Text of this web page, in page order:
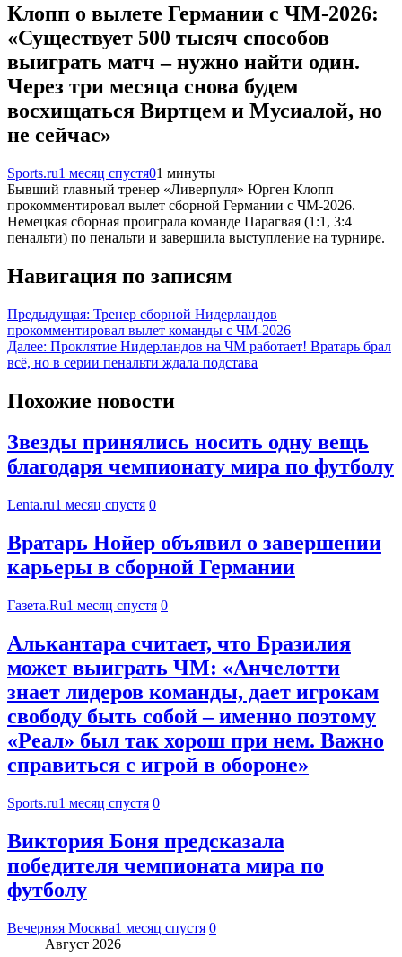
Клопп о вылете Германии с ЧМ-2026:
«Существует 500 тысяч способов
выиграть матч – нужно найти один.
Через три месяца снова будем
восхищаться Виртцем и Мусиалой, но
не сейчас»
Sports.ru1 месяц спустя01 минуты
Бывший главный тренер «Ливерпуля» Юрген Клопп
прокомментировал вылет сборной Германии с ЧМ-2026.
Немецкая сборная проиграла команде Парагвая (1:1, 3:4
пенальти) по пенальти и завершила выступление на турнире.
Навигация по записям
Предыдущая: Тренер сборной Нидерландов
прокомментировал вылет команды с ЧМ-2026
Далее: Проклятие Нидерландов на ЧМ работает! Вратарь брал
всё, но в серии пенальти ждала подстава
Похожие новости
Звезды принялись носить одну вещь
благодаря чемпионату мира по футболу
Lenta.ru1 месяц спустя 0
Вратарь Нойер объявил о завершении
карьеры в сборной Германии
Газета.Ru1 месяц спустя 0
Алькантара считает, что Бразилия
может выиграть ЧМ: «Анчелотти
знает лидеров команды, дает игрокам
свободу быть собой – именно поэтому
«Реал» был так хорош при нем. Важно
справиться с игрой в обороне»
Sports.ru1 месяц спустя 0
Виктория Боня предсказала
победителя чемпионата мира по
футболу
Вечерняя Москва1 месяц спустя 0
Август 2026